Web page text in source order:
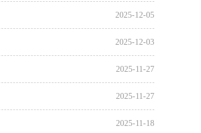
2025-12-05
2025-12-03
2025-11-27
2025-11-27
2025-11-18